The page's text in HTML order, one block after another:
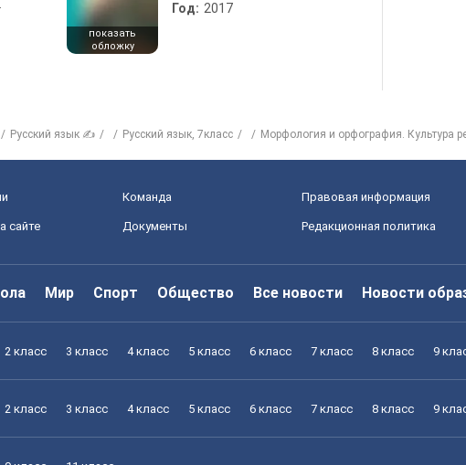
показать
обложку
Год: 2017
Русский язык ✍ Русский язык, 7класс Морфология и орфография. Культура
Команда Правовая информация
сайте Документы Редакционная политика
Мир Спорт Общество Все новости Новости
2 класс 3 класс 4 класс 5 класс 6 класс 7 класс 8 класс 9
2 класс 3 класс 4 класс 5 класс 6 класс 7 класс 8 класс 9